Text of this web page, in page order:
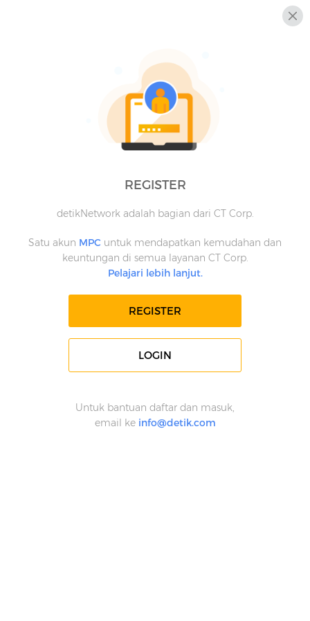
REGISTER
detikNetwork adalah bagian dari CT Corp.
Satu akun MPC untuk mendapatkan kemudahan dan
keuntungan di semua layanan CT Corp.
Pelajari lebih lanjut.
REGISTER
LOGIN
Untuk bantuan daftar dan masuk,
email ke info@detik.com